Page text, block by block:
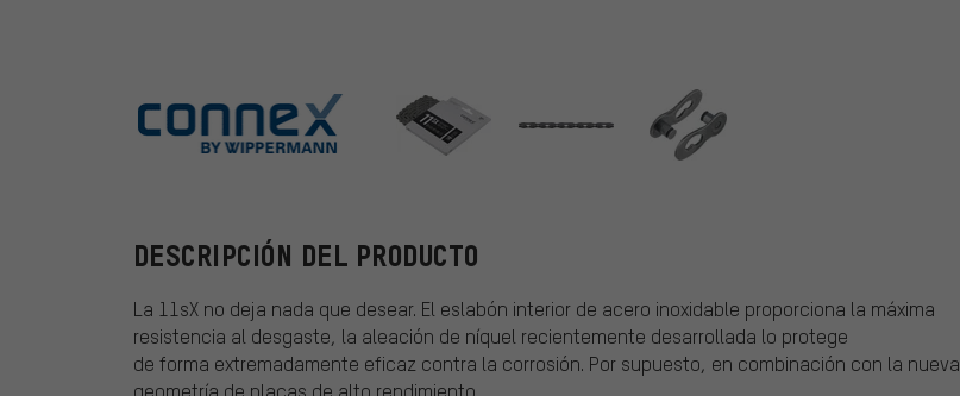
Connex
DESCRIPCIÓN DEL PRODUCTO
La 11sX no deja nada que desear. El eslabón interior de acero inoxidable proporciona la máxima
resistencia al desgaste, la aleación de níquel recientemente desarrollada lo protege
de forma extremadamente eficaz contra la corrosión. Por supuesto, en combinación con la nueva
geometría de placas de alto rendimiento.